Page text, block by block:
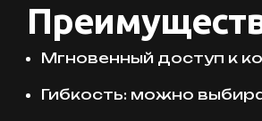
Мгновенный доступ к
Гибкость: можно